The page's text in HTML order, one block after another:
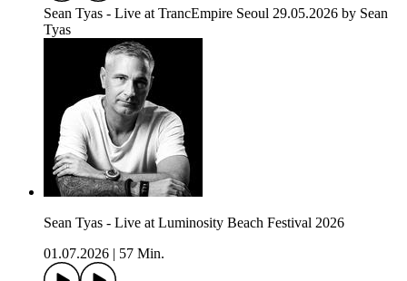
Sean Tyas - Live at TrancEmpire Seoul 29.05.2026 by Sean
Tyas
Sean Tyas - Live at Luminosity Beach Festival 2026
01.07.2026
57 Min.